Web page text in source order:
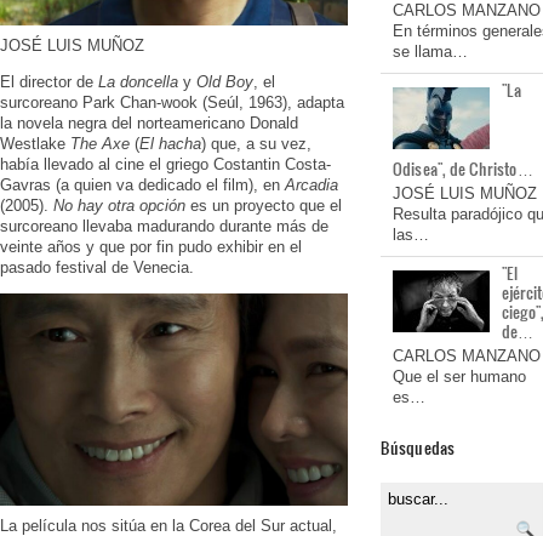
JOSÉ LUIS MUÑOZ
El director de La doncella y Old Boy, el
surcoreano Park Chan-wook (Seúl, 1963), adapta
la novela negra del norteamericano Donald
Westlake The Axe (El hacha) que, a su vez,
había llevado al cine el griego Costantin Costa-
Gavras (a quien va dedicado el film), enArcadia
(2005). No hay otra opción es un proyecto que el
surcoreano llevaba madurando durante más de
veinte años y que por fin pudo exhibir en el
pasado festival de Venecia.
La película nos sitúa en la Corea del Sur actual,
CARLOS MANZANO
En términos
se llama…
"La
Odisea", de Christo…
JOSÉ LUIS MUÑOZ
Resulta paradójico
las…
"El
de…
CARLOS MANZANO
Que el ser humano
es…
Búsquedas